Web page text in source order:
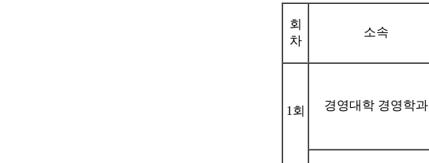
회
차
소속
1회 경영대학 경영학과